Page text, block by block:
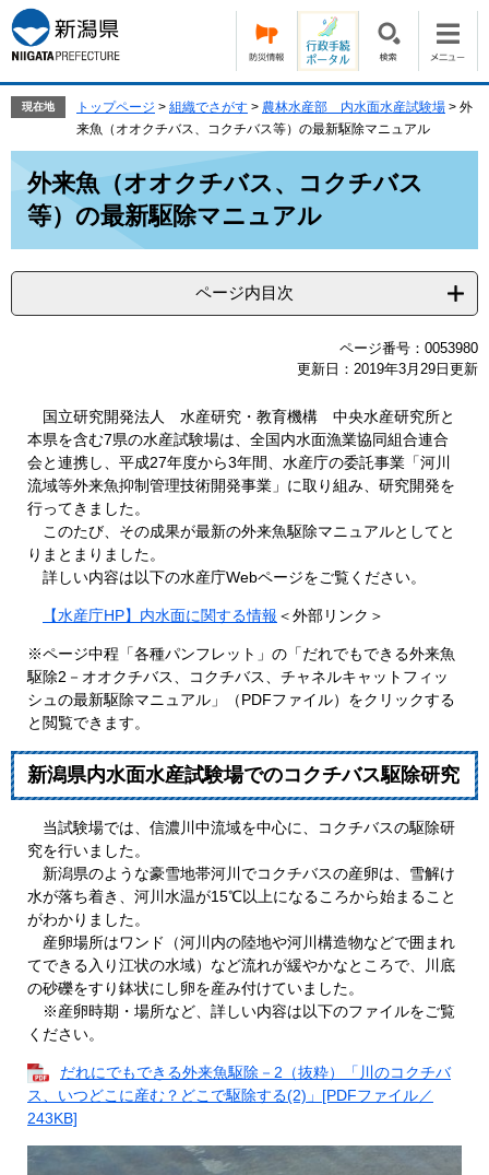
ー
ジ
の
で
ニ
ュ
ー
ば
現在地 トップページ > 組織でさがす > 農林水産部 内水面水産試験場 > 外
来魚（オオクチバス、コクチバス等）の最新駆除マニュアル
外来魚（オオクチバス、コクチバス
等）の最新駆除マニュアル
ページ内目次
ページ番号：0053980
更新日：2019年3月29日更新
国立研究開発法人 水産研究・教育機構 中央水産研究所と
本県を含む7県の水産試験場は、全国内水面漁業協同組合連合
会と連携し、平成27年度から3年間、水産庁の委託事業「河川
流域等外来魚抑制管理技術開発事業」に取り組み、研究開発を
行ってきました。
このたび、その成果が最新の外来魚駆除マニュアルとしてと
りまとまりました。
詳しい内容は以下の水産庁Webページをご覧ください。
【水産庁HP】内水面に関する情報 ＜外部リンク＞
※ページ中程「各種パンフレット」の「だれでもできる外来魚
駆除2－オオクチバス、コクチバス、チャネルキャットフィッ
シュの最新駆除マニュアル」（PDFファイル）をクリックする
と閲覧できます。
新潟県内水面水産試験場でのコクチバス駆除研究
当試験場では、信濃川中流域を中心に、コクチバスの駆除研
究を行いました。
新潟県のような豪雪地帯河川でコクチバスの産卵は、雪解け
水が落ち着き、河川水温が15℃以上になるころから始まること
がわかりました。
産卵場所はワンド（河川内の陸地や河川構造物などで囲まれ
てできる入り江状の水域）など流れが緩やかなところで、川底
の砂礫をすり鉢状にし卵を産み付けていました。
※産卵時期・場所など、詳しい内容は以下のファイルをご覧
ください。
だれにでもできる外来魚駆除－2（抜粋）「川のコクチバ
ス、いつどこに産む？どこで駆除する(2)」[PDFファイル／
243KB]